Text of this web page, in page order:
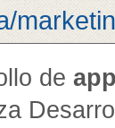
de app